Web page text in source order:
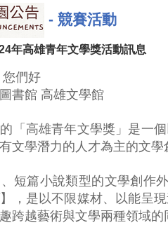
- 競賽活動
年高雄青年文學獎活動訊息
們好
書館 高雄文學館
「高雄青年文學獎」是一
文學潛力的人才為主的文學
短篇小說類型的文學創作
】，是以不限媒材、
以能呈
跨越藝術與文學兩種領域的